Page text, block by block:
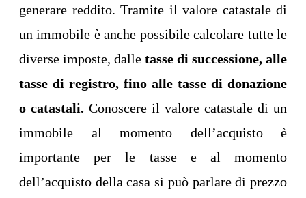
generare reddito. Tramite il valore catastale di
un immobile è anche possibile calcolare tutte le
diverse imposte, dalle tasse di successione, alle
tasse di registro, fino alle tasse di donazione
o catastali. Conoscere il valore catastale di un
immobile al momento dell’acquisto è
importante per le tasse e al momento
dell’acquisto della casa si può parlare di prezzo